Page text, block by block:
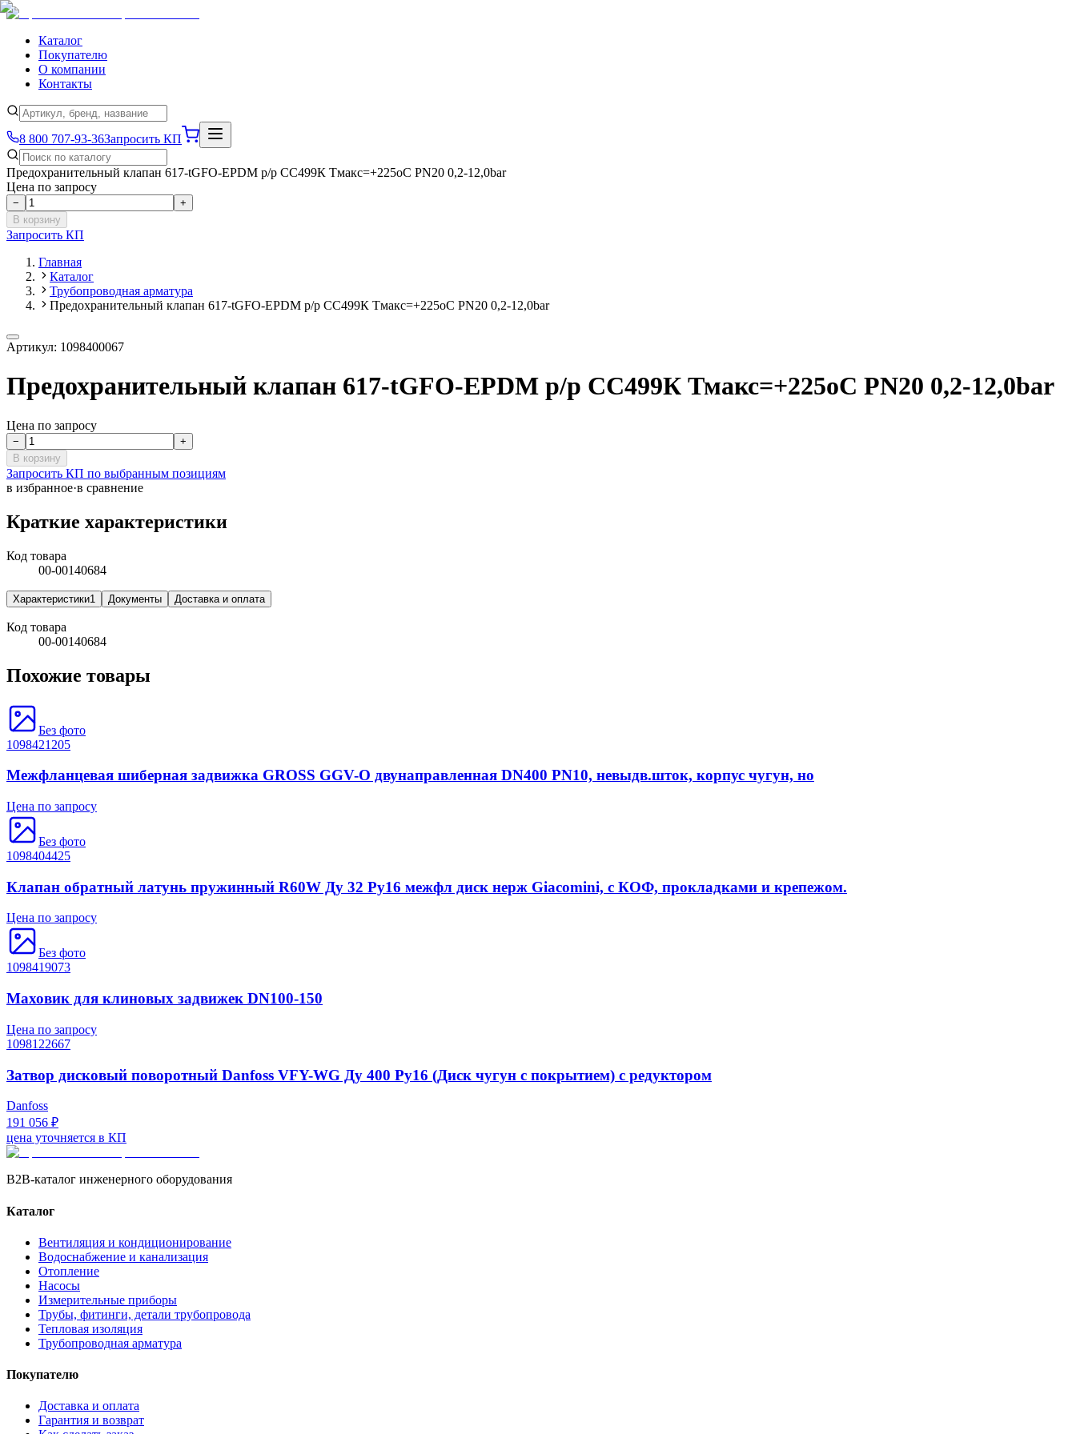
Каталог
Покупателю
О компании
Контакты
8 800 707-93-36Запросить КП
Предохранительный клапан 617-tGFO-EPDM р/р СС499К Тмакс=+225oC PN20 0,2-12,0bar
Цена по запросу
−
+
В корзину
Запросить КП
Главная
Каталог
Трубопроводная арматура
Предохранительный клапан 617-tGFO-EPDM р/р СС499К Тмакс=+225oC PN20 0,2-12,0bar
Артикул: 1098400067
Предохранительный клапан 617-tGFO-EPDM р/р СС499К Тмакс=+225oC PN20 0,2-12,0bar
Цена по запросу
−
+
В корзину
Запросить КП по выбранным позициям
в избранное·в сравнение
Краткие характеристики
Код товара
00-00140684
Характеристики1 Документы Доставка и оплата
Код товара
00-00140684
Похожие товары
Без фото
1098421205
Межфланцевая шиберная задвижка GROSS GGV-O двунаправленная DN400 PN10, невыдв.шток, корпус чугун, но
Цена по запросу
Без фото
1098404425
Клапан обратный латунь пружинный R60W Ду 32 Ру16 межфл диск нерж Giacomini, с КОФ, прокладками и крепежом.
Цена по запросу
Без фото
1098419073
Маховик для клиновых задвижек DN100-150
Цена по запросу
1098122667
Затвор дисковый поворотный Danfoss VFY-WG Ду 400 Py16 (Диск чугун с покрытием) с редуктором
Danfoss
191 056 ₽
цена уточняется в КП
B2B-каталог инженерного оборудования
Каталог
Вентиляция и кондиционирование
Водоснабжение и канализация
Отопление
Насосы
Измерительные приборы
Трубы, фитинги, детали трубопровода
Тепловая изоляция
Трубопроводная арматура
Покупателю
Доставка и оплата
Гарантия и возврат